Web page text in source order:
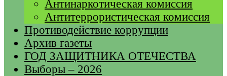
Антинаркотическая комиссия
Антитеррористическая комиссия
Противодействие коррупции
Архив газеты
ГОД ЗАЩИТНИКА ОТЕЧЕСТВА
Выборы – 2026